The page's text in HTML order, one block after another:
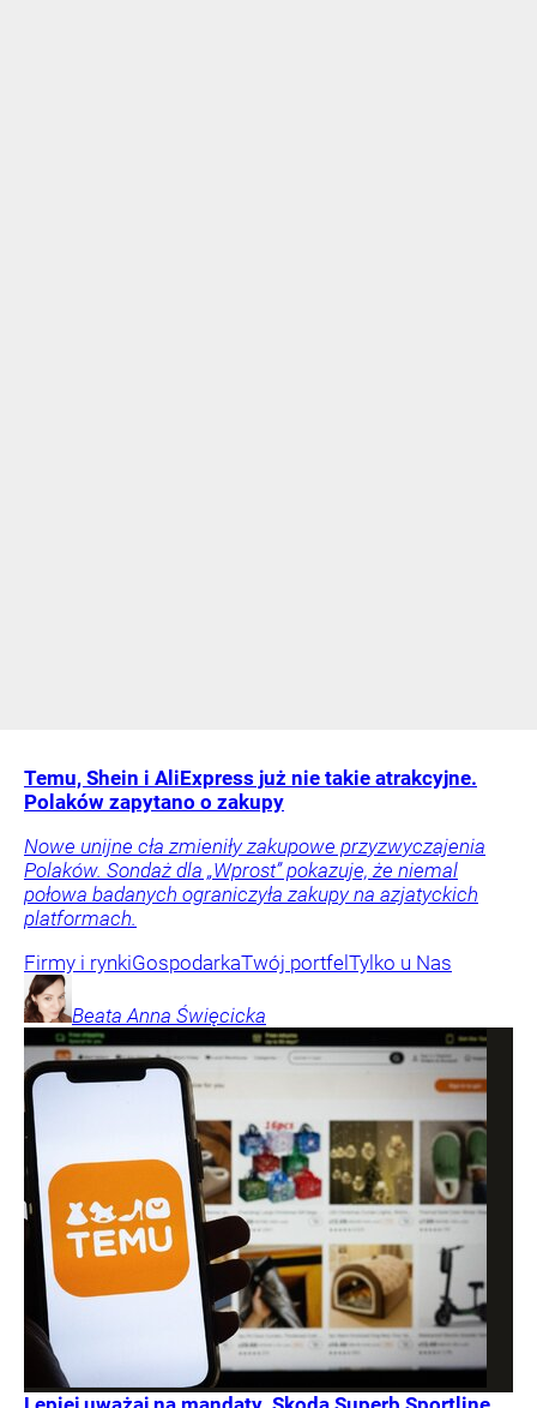
Temu, Shein i AliExpress już nie takie atrakcyjne.
Polaków zapytano o zakupy
Nowe unijne cła zmieniły zakupowe przyzwyczajenia
Polaków. Sondaż dla „Wprost” pokazuje, że niemal
połowa badanych ograniczyła zakupy na azjatyckich
platformach.
Firmy i rynkiGospodarkaTwój portfelTylko u Nas
Beata Anna Święcicka